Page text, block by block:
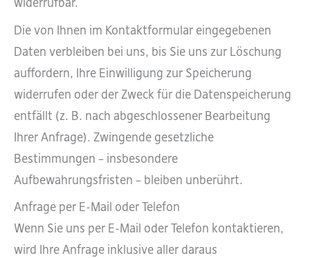
Die von Ihnen im Kontaktformular eingegebenen
Daten verbleiben bei uns, bis Sie uns zur Löschung
auffordern, Ihre Einwilligung zur Speicherung
widerrufen oder der Zweck für die Datenspeicherung
entfällt (z. B. nach abgeschlossener Bearbeitung
Ihrer Anfrage). Zwingende gesetzliche
Bestimmungen – insbesondere
Aufbewahrungsfristen – bleiben unberührt.
Anfrage per E-Mail oder Telefon
Wenn Sie uns per E-Mail oder Telefon kontaktieren,
wird Ihre Anfrage inklusive aller daraus